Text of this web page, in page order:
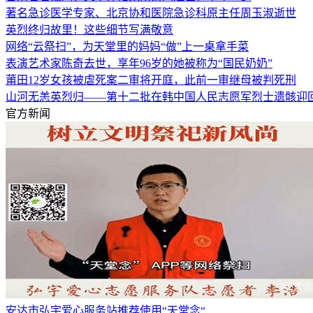
著名急诊医学专家、北京协和医院急诊科原主任周玉淑逝世
英烈终归故里！这些细节写满敬意
网络“云祭扫”，为天堂里的妈妈“做”上一桌拿手菜
表演艺术家陈奇去世，享年96岁的她被称为“国民奶奶”
莆田12岁女孩被虐死案二审将开庭，此前一审继母被判死刑
山河无恙英烈归——第十二批在韩中国人民志愿军烈士遗骸迎
官方新闻
安达市弘宇爱心服务站推荐使用“天堂念“